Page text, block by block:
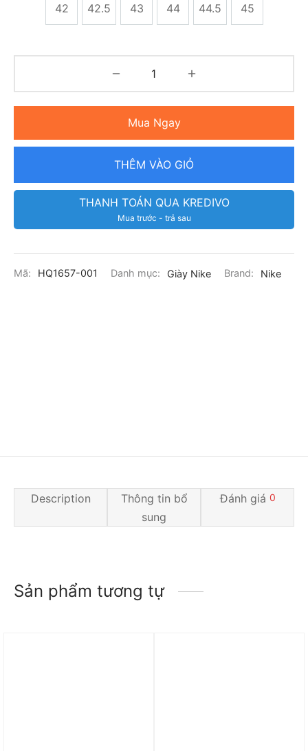
42 42.5 43 44 44.5 45
Mua Ngay
THÊM VÀO GIỎ
THANH TOÁN QUA KREDIVO
Mua trước - trả sau
Mã: HQ1657-001 Danh mục: Giày Nike Brand: Nike
Description
Thông tin bổ
sung
Đánh giá 0
Sản phẩm tương tự